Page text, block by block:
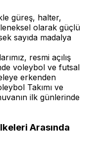
güreş, halter,
olarak güçlü
sayıda madalya
resmi açılış
voleybol ve futsal
erkenden
Takımı ve
ilk günlerinde
Arasında